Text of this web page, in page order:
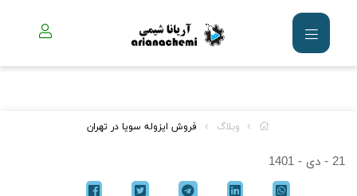
وبلاگ فروش ایزوله سویا در تهران
21 - دی - 1401